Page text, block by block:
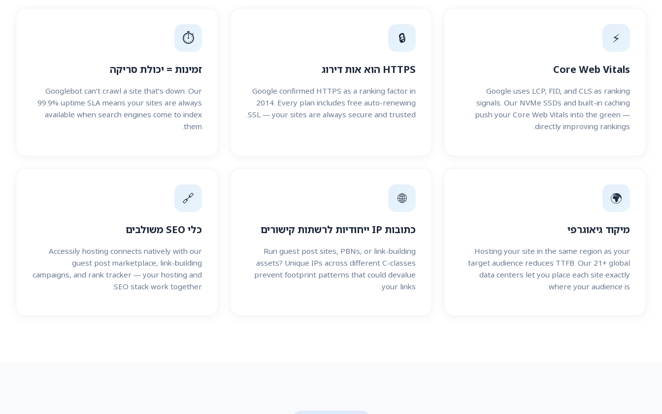
⚡
Core Web Vitals
Google uses LCP, FID, and CLS as ranking
signals. Our NVMe SSDs and built-in caching
push your Core Web Vitals into the green —
directly improving rankings.
🔒
HTTPS הוא אות דירוג
Google confirmed HTTPS as a ranking factor in
2014. Every plan includes free auto-renewing
SSL — your sites are always secure and trusted.
⏱️
זמינות = יכולת סריקה
Googlebot can't crawl a site that's down. Our
99.9% uptime SLA means your sites are always
available when search engines come to index
them.
🌍
מיקוד גיאוגרפי
Hosting your site in the same region as your
target audience reduces TTFB. Our 21+ global
data centers let you place each site exactly
where your audience is.
🌐
כתובות IP ייחודיות לרשתות קישורים
Run guest post sites, PBNs, or link-building
assets? Unique IPs across different C-classes
prevent footprint patterns that could devalue
your links.
🔗
כלי SEO משולבים
Accessily hosting connects natively with our
guest post marketplace, link-building
campaigns, and rank tracker — your hosting and
SEO stack work together.